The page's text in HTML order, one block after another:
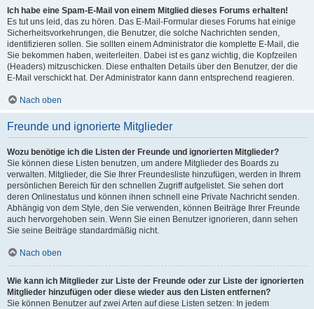
Ich habe eine Spam-E-Mail von einem Mitglied dieses Forums erhalten!
Es tut uns leid, das zu hören. Das E-Mail-Formular dieses Forums hat einige
Sicherheitsvorkehrungen, die Benutzer, die solche Nachrichten senden,
identifizieren sollen. Sie sollten einem Administrator die komplette E-Mail, die
Sie bekommen haben, weiterleiten. Dabei ist es ganz wichtig, die Kopfzeilen
(Headers) mitzuschicken. Diese enthalten Details über den Benutzer, der die
E-Mail verschickt hat. Der Administrator kann dann entsprechend reagieren.
Nach oben
Freunde und ignorierte Mitglieder
Wozu benötige ich die Listen der Freunde und ignorierten Mitglieder?
Sie können diese Listen benutzen, um andere Mitglieder des Boards zu
verwalten. Mitglieder, die Sie Ihrer Freundesliste hinzufügen, werden in Ihrem
persönlichen Bereich für den schnellen Zugriff aufgelistet. Sie sehen dort
deren Onlinestatus und können ihnen schnell eine Private Nachricht senden.
Abhängig von dem Style, den Sie verwenden, können Beiträge Ihrer Freunde
auch hervorgehoben sein. Wenn Sie einen Benutzer ignorieren, dann sehen
Sie seine Beiträge standardmäßig nicht.
Nach oben
Wie kann ich Mitglieder zur Liste der Freunde oder zur Liste der ignorierten
Mitglieder hinzufügen oder diese wieder aus den Listen entfernen?
Sie können Benutzer auf zwei Arten auf diese Listen setzen: In jedem